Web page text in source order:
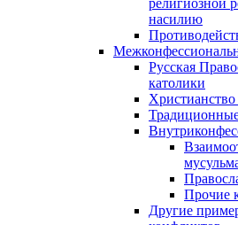
религиозной
насилию
Русская
католики
Прочие
Другие